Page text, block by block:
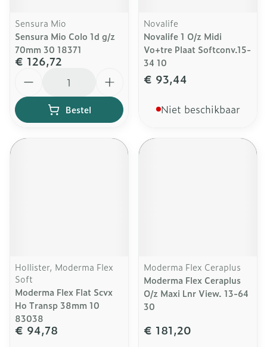
Sensura Mio
Sensura Mio Colo 1d g/z
70mm 30 18371
€ 126,72
Bestel
Novalife
Novalife 1 O/z Midi
Vo+tre Plaat Softconv.15-
34 10
€ 93,44
Niet beschikbaar
Hollister, Moderma Flex
Soft
Moderma Flex Flat Scvx
Ho Transp 38mm 10
83038
€ 94,78
Moderma Flex Ceraplus
Moderma Flex Ceraplus
O/z Maxi Lnr View. 13-64
30
€ 181,20